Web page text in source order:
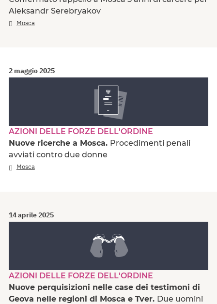
Aleksandr Serebryakov
Mosca
2 maggio 2025
AZIONI DELLE FORZE DELL'ORDINE
Nuove ricerche a Mosca. Procedimenti penali
avviati contro due donne
Mosca
14 aprile 2025
AZIONI DELLE FORZE DELL'ORDINE
Nuove perquisizioni nelle case dei testimoni di
Geova nelle regioni di Mosca e Tver. Due uomini